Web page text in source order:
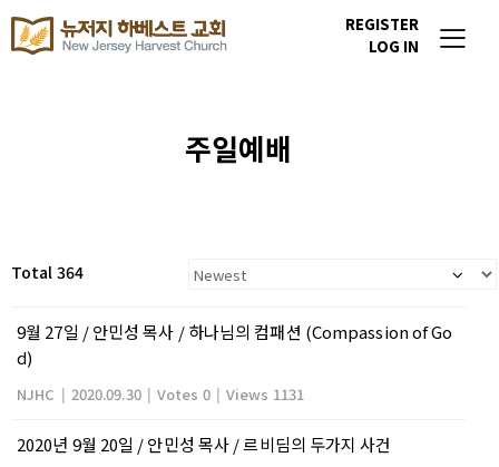
REGISTER
LOG IN
주일예배
Total 364
9월 27일 / 안민성 목사 / 하나님의 컴패션 (Compassion of Go
d)
NJHC | 2020.09.30 | Votes 0 | Views 1131
2020년 9월 20일 / 안민성 목사 / 르비딤의 두가지 사건